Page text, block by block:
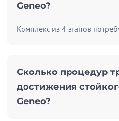
Geneo?
Комплекс из 4 этапов
Сколько процедур
достижения
Geneo?